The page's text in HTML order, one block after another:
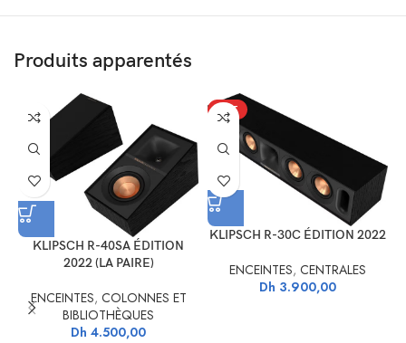
vocaux Amazon Alexa et Google Assistant. La Sonos Roam constitue
et à l’extérieur de la maison mais aussi en balade et en vacances. Son
format compact et son poids raisonnable (430 g seulement) permettent
de l’emporter partout avec soi.
Produits apparentés
KLIPSCH R-40SA ÉDITION
2022 (LA PAIRE)
ENCEINTES, COLONNES ET
BIBLIOTHÈQUES
Dh 4.500,00
HOT
KLIPSCH R-30C ÉDITION 2022
ENCEINTES, CENTRALES
Dh 3.900,00